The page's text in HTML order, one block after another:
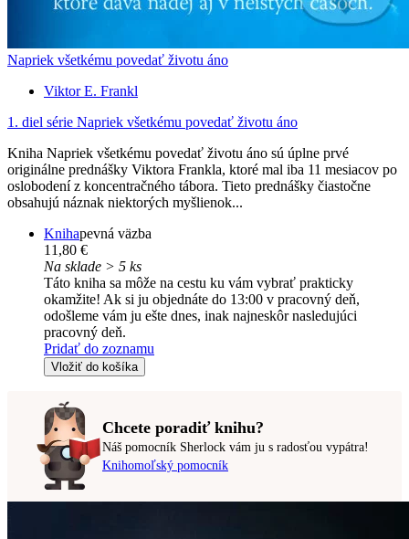
Napriek všetkému povedať životu áno
Viktor E. Frankl
1. diel série Napriek všetkému povedať životu áno
Kniha Napriek všetkému povedať životu áno sú úplne prvé
originálne prednášky Viktora Frankla, ktoré mal iba 11 mesiacov po
oslobodení z koncentračného tábora. Tieto prednášky čiastočne
obsahujú náznak niektorých myšlienok...
Knihapevná väzba
11,80 €
Na sklade > 5 ks
Táto kniha sa môže na cestu ku vám vybrať prakticky
okamžite! Ak si ju objednáte do 13:00 v pracovný deň,
odošleme vám ju ešte dnes, inak najneskôr nasledujúci
pracovný deň.
Pridať do zoznamu
Vložiť do košíka
Chcete poradiť knihu?
Náš pomocník Sherlock vám ju s radosťou vypátra!
Knihomoľský pomocník